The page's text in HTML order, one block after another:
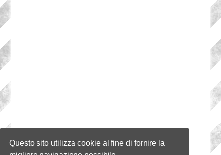
Questo sito utilizza cookie al fine di fornire la